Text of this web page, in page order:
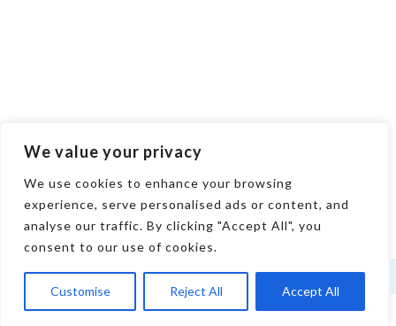
We value your privacy
We use cookies to enhance your browsing
experience, serve personalised ads or content, and
analyse our traffic. By clicking "Accept All", you
consent to our use of cookies.
Customise Reject All Accept All